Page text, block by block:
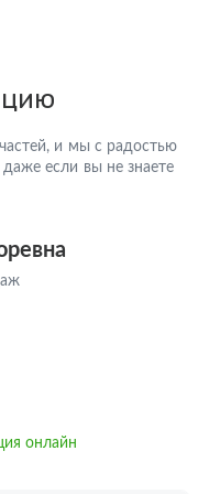
и мы с радостью
если вы не знаете
онлайн